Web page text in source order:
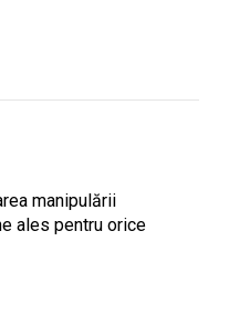
manipulării
ales pentru orice